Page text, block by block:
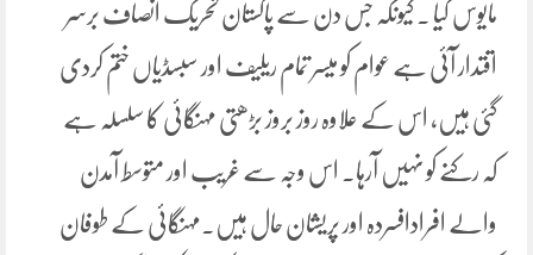
مایوس کیا ۔ کیونکہ جس دن سے پاکستان تحریک انصاف برسر
اقتدار آئی ہے عوام کو میسر تمام ریلیف اور سبسڈیاں ختم کردی
گئی ہیں، اس کے علاوہ روز بروز بڑھتی مہنگائی کا سلسلہ ہے
کہ رکنے کو نہیں آرہا۔ اس وجہ سے غریب اور متوسط آمدن
والے افرادافسردہ اور پریشان حال ہیں۔مہنگائی کے طوفان